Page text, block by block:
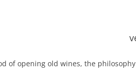
of opening old wines, the